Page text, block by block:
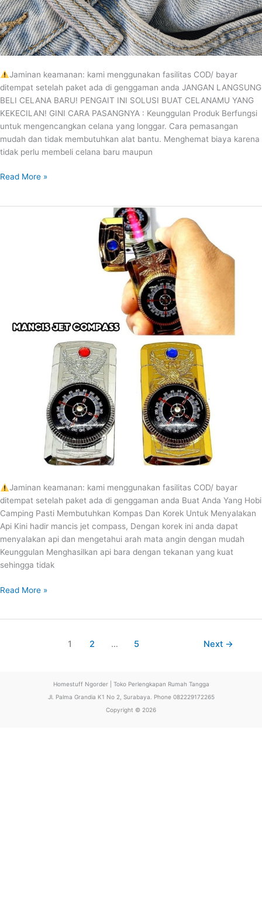
Jaminan keamanan: kami menggunakan fasilitas COD/ bayar
ditempat setelah paket ada di genggaman anda JANGAN LANGSUNG
BELI CELANA BARU! PENGAIT INI SOLUSI BUAT CELANAMU YANG
KEKECILAN! GINI CARA PASANGNYA : Keunggulan Produk Berfungsi
untuk mengencangkan celana yang longgar. Cara pemasangan
mudah dan tidak membutuhkan alat bantu. Menghemat biaya karena
tidak perlu membeli celana baru maupun
Read More »
Jaminan keamanan: kami menggunakan fasilitas COD/ bayar
ditempat setelah paket ada di genggaman anda Buat Anda Yang Hobi
Camping Pasti Membutuhkan Kompas Dan Korek Untuk Menyalakan
Api Kini hadir mancis jet compass, Dengan korek ini anda dapat
menyalakan api dan mengetahui arah mata angin dengan mudah
Keunggulan Menghasilkan api bara dengan tekanan yang kuat
sehingga tidak
Read More »
1 2 … 5 Next →
Homestuff Ngorder | Toko Perlengkapan Rumah Tangga
Jl. Palma Grandia K1 No 2, Surabaya. Phone 082229172265
Copyright © 2026